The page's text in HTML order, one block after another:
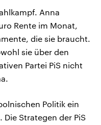
Anna
Rente im Monat,
die sie braucht.
sie über den
Partei PiS nicht
Politik ein
Strategen der PiS